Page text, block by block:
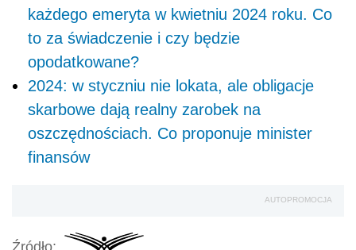
każdego emeryta w kwietniu 2024 roku. Co
to za świadczenie i czy będzie
opodatkowane?
2024: w styczniu nie lokata, ale obligacje
skarbowe dają realny zarobek na
oszczędnościach. Co proponuje minister
finansów
AUTOPROMOCJA